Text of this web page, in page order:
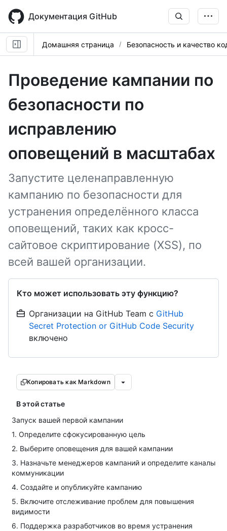
main
content
Документация GitHub
Домашняя страница Безопасность и качество
Проведение кампании по
безопасности по
исправлению
оповещений в масштабах
Запустите целенаправленную
кампанию по безопасности для
устранения определённого класса
оповещений, таких как кросс-
сайтовое скриптирование (XSS), по
всей вашей организации.
Кто может использовать эту функцию?
Организации на GitHub Team с GitHub
Secret Protection or GitHub Code Security
включено
Копировать как Markdown
В этой статье
Запуск вашей первой кампании
1. Определите сфокусированную цель
2. Выберите оповещения для вашей кампании
3. Назначьте менеджеров кампаний и определите каналы
коммуникации
4. Создайте и опубликуйте кампанию
5. Включите отслеживание проблем для повышения
видимости
6. Поддержка разработчиков во время устранения